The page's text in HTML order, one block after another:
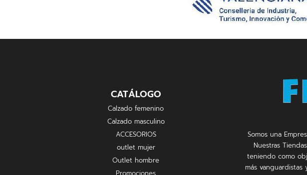
CATÁLOGO
Calzado femenino
Calzado masculino
ACCESORIOS
outlet mujer
Outlet hombre
Somos una
Nuestras
teniendo como
más